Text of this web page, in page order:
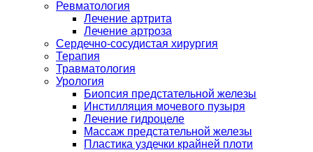
Ревматология
Лечение артрита
Лечение артроза
Сердечно-сосудистая хирургия
Терапия
Травматология
Урология
Биопсия предстательной железы
Инстилляция мочевого пузыря
Лечение гидроцеле
Массаж предстательной железы
Пластика уздечки крайней плоти